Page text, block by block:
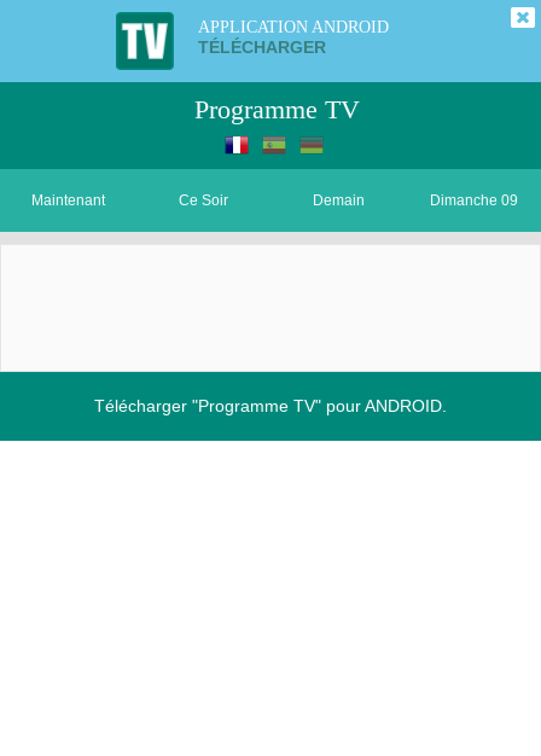
APPLICATION ANDROID
TÉLÉCHARGER
Programme TV
Maintenant Ce Soir Demain Dimanche 09
Télécharger "Programme TV" pour ANDROID.